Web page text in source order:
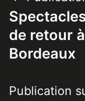
de
l’article
de retour
Bordeaux
Publication